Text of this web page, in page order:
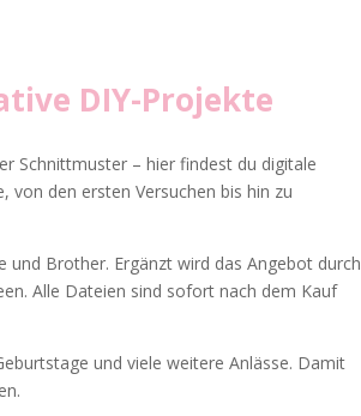
DIY-Projekte
Schnittmuster – hier findest du digitale
den ersten Versuchen bis hin zu
Brother. Ergänzt wird das Angebot durch
Alle Dateien sind sofort nach dem Kauf
und viele weitere Anlässe. Damit